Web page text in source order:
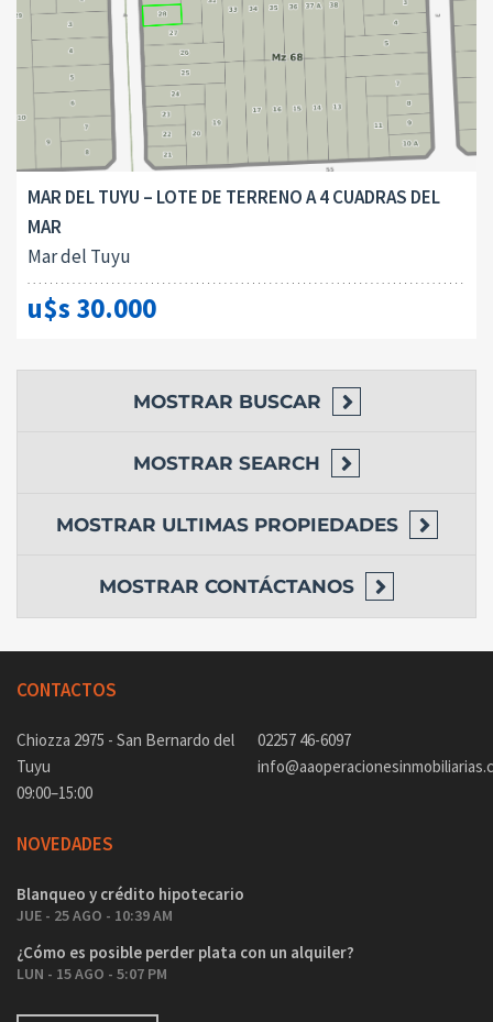
MAR DEL TUYU – LOTE DE TERRENO A 4 CUADRAS DEL
MAR
Mar del Tuyu
u$s 30.000
MOSTRAR BUSCAR
MOSTRAR SEARCH
MOSTRAR ULTIMAS PROPIEDADES
MOSTRAR CONTÁCTANOS
CONTACTOS
Chiozza 2975 - San Bernardo del
Tuyu
09:00–15:00
02257 46-6097
NOVEDADES
Blanqueo y crédito hipotecario
JUE - 25 AGO - 10:39 AM
¿Cómo es posible perder plata con un alquiler?
LUN - 15 AGO - 5:07 PM